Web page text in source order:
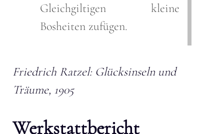
Gleichgiltigen kleine
Bosheiten zufügen.
Friedrich Ratzel: Glücksinseln und
Träume, 1905
Werkstattbericht